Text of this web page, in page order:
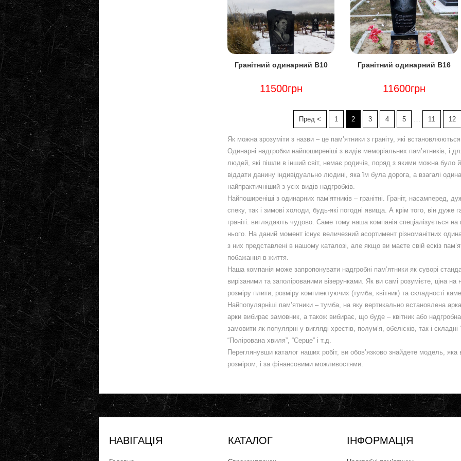
Гранітний одинарний В10
11500грн
Гранітний одинарний В16
11600грн
Пред < Page
1 Page
2 Page
3 Page
4 Page
5 … Page
11 Page
12
Як можна зрозуміти з назви – це пам’ятники з граніту, які
Одинарні надгробки найпоширеніші з видів меморіальних пам’ятників, і
людей, які пішли в інший світ, немає родичів, поряд з якими можна було
віддати данину індивідуально людині, яка їм була дорога, а взагалі
найпрактичніший з усіх видів надгробків.
Найпоширеніші з одинарних пам’ятників – гранітні. Граніт, насамперед,
спеку, так і зимові холоди, будь-які погодні явища. А крім того, він дуже
граніті. виглядають чудово. Саме тому наша компанія спеціалізується на
нього. На даний момент існує величезний асортимент різноманітних
з них представлені в нашому каталозі, але якщо ви маєте свій ескіз
побажання в життя.
Наша компанія може запропонувати надгробні пам’ятники як суворі
вирізаними та заполірованими візерунками. Як ви самі розумієте, ціна
розміру плити, розміру комплектуючих (тумба, квітник) та складності
Найпопулярніші пам’ятники – тумба, на яку вертикально встановлена
арки вибирає замовник, а також вибирає, що буде – квітник або
замовити як популярні у вигляді хрестів, полум’я, обелісків, так і складні
“Полірована хвиля”, “Серце” і т.д.
Переглянувши каталог наших робіт, ви обов’язково знайдете модель, яка
розміром, і за фінансовими можливостями.
НАВІГАЦІЯ КАТАЛОГ ІНФОРМАЦІЯ